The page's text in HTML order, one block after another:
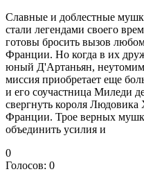
Славные и доблестные
стали легендами своего
готовы бросить вызов
Франции. Но когда в их
юный Д'Артаньян,
миссия приобретает еще
и его соучастница Миледи
свергнуть короля Людовика
Франции. Трое верных
объединить усилия и
0
Голосов: 0